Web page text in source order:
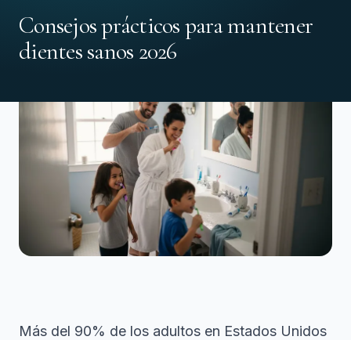
Consejos prácticos para mantener
dientes sanos 2026
Más del 90% de los adultos en Estados Unidos